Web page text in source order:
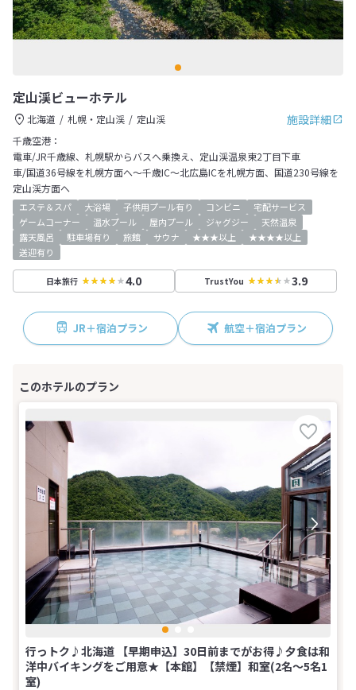
定山渓ビューホテル
施設詳細
北海道 札幌・定山渓
定山渓
千歳空港：
電車/JR千歳線、札幌駅からバスへ乗換え、定山渓温泉東2丁目下車
車/国道36号線を札幌方面へ～千歳IC～北広島ICを札幌方面、国道230号線を
定山渓方面へ
エステ＆スパ 大浴場 子供用プール有り コンビニ
宅配サービス
ゲームコーナー
温水プール 屋内プール ジャグジー
天然温泉
露天風呂
駐車場有り 旅館 サウナ ★★★以上
★★★★以上
送迎有り
日本旅行 4.0 TrustYou 3.9
JR＋宿泊プラン 航空＋宿泊プラン
行っトク♪北海道 【早期申込】30日前までがお得♪夕食は和
洋中バイキングをご用意★【本館】【禁煙】和室(2名～5名1
室)